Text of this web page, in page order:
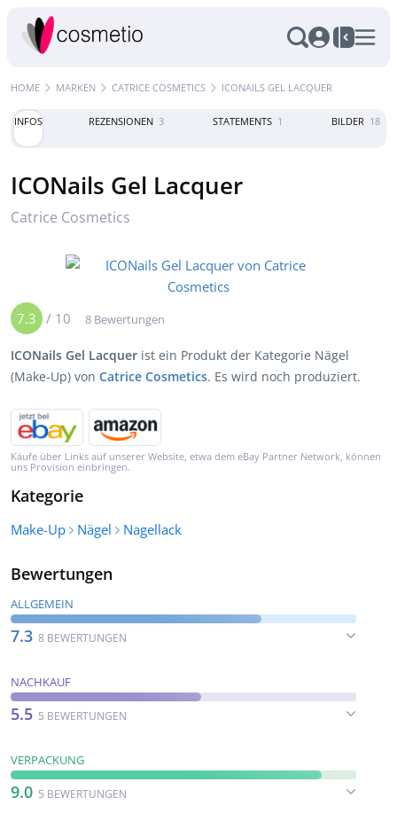
HOME MARKEN CATRICE COSMETICS ICONAILS GEL LACQUER
INFOS REZENSIONEN 3 STATEMENTS 1 BILDER 18
ICONails Gel Lacquer
Catrice Cosmetics
7.3 / 10 8 Bewertungen
ICONails Gel Lacquer ist ein Produkt der Kategorie Nägel
(Make-Up) von Catrice Cosmetics. Es wird noch produziert.
Käufe über Links auf unserer Website, etwa dem eBay Partner Network, können
uns Provision einbringen.
Kategorie
Make-Up Nägel Nagellack
Bewertungen
ALLGEMEIN
7.3 8 BEWERTUNGEN
NACHKAUF
5.5 5 BEWERTUNGEN
VERPACKUNG
9.0 5 BEWERTUNGEN